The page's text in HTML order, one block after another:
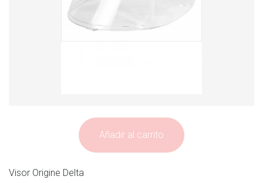
Añadir al carrito
Visor Origine Delta